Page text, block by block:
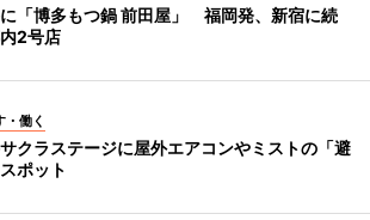
「博多もつ鍋 前田屋」 福岡発、新宿に続
2号店
・働く
クラステージに屋外エアコンやミストの「避
ポット